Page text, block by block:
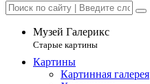
Музей Галерикс
Старые картины
Картины
Картинная галерея